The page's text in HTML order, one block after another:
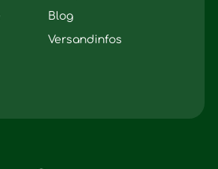
Blog
Versandinfos